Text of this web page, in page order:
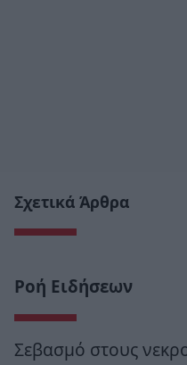
Σχετικά Άρθρα
Ροή Ειδήσεων
Σεβασμό στους